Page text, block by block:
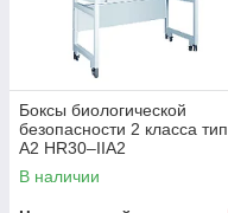
Боксы биологической
безопасности 2 класса тип
А2 HR30–IIA2
В наличии